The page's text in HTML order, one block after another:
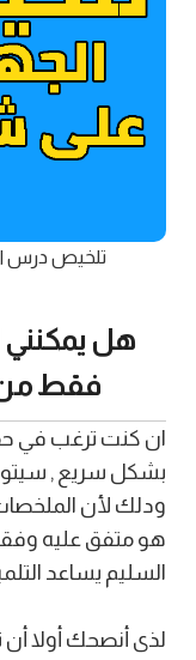
تلخيص درس
هل يمكنني
فقط
ان كنت ترغب في
بشكل سريع ,
ودلك لأن
هو متفق عليه وفقا
السليم يساعد
لذى أنصحك أولا